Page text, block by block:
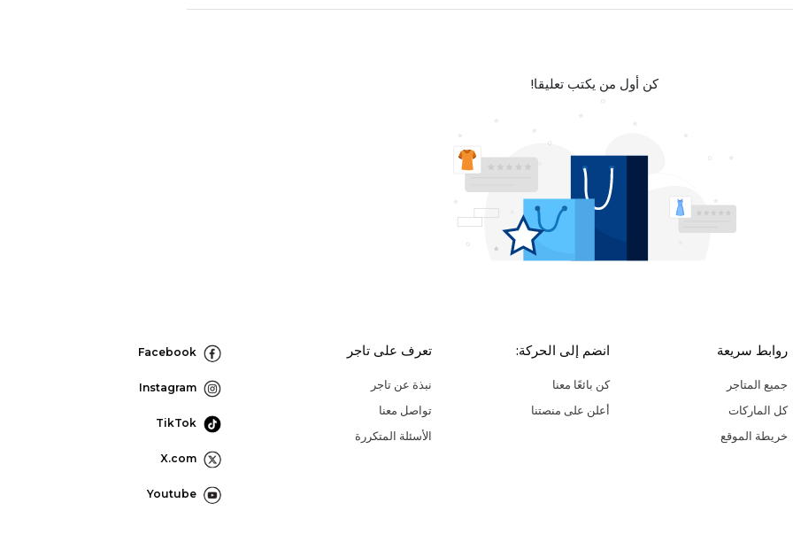
كن أول من يكتب تعليقا!
روابط سريعة
جميع المتاجر
كل الماركات
خريطة الموقع
انضم إلى الحركة:
كن بائعًا معنا
أعلن على منصتنا
تعرف على تاجر
نبذة عن تاجر
تواصل معنا
الأسئلة المتكررة
Facebook
Instagram
TikTok
X.com
Youtube